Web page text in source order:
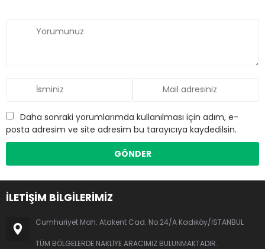
Daha sonraki yorumlarımda kullanılması için adım, e-
posta adresim ve site adresim bu tarayıcıya kaydedilsin.
İLETİŞİM BİLGİLERİMİZ
Cumhuriyet Mah. Atakent Cad. No:24/A Kadıköy/İSTANBUL
TÜM BÖLGELERDE NAKLİYE ARACIMIZ BULUNMAKTADIR.